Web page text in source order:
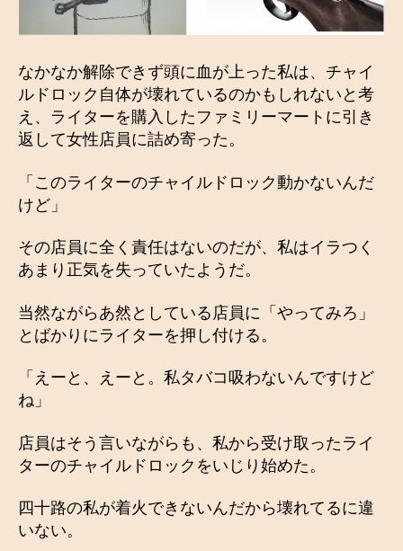
なかなか解除できず頭に血が上った私は、チャイ
ルドロック自体が壊れているのかもしれないと考
え、ライターを購入したファミリーマートに引き
返して女性店員に詰め寄った。
「このライターのチャイルドロック動かないんだ
けど」
その店員に全く責任はないのだが、私はイラつく
あまり正気を失っていたようだ。
当然ながらあ然としている店員に「やってみろ」
とばかりにライターを押し付ける。
「えーと、えーと。私タバコ吸わないんですけど
ね」
店員はそう言いながらも、私から受け取ったライ
ターのチャイルドロックをいじり始めた。
四十路の私が着火できないんだから壊れてるに違
いない。